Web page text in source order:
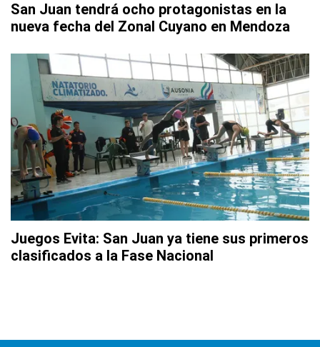
San Juan tendrá ocho protagonistas en la
nueva fecha del Zonal Cuyano en Mendoza
Juegos Evita: San Juan ya tiene sus primeros
clasificados a la Fase Nacional